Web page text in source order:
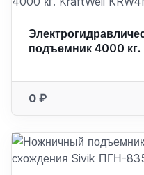
подъемник 4000 кг.
0 ₽